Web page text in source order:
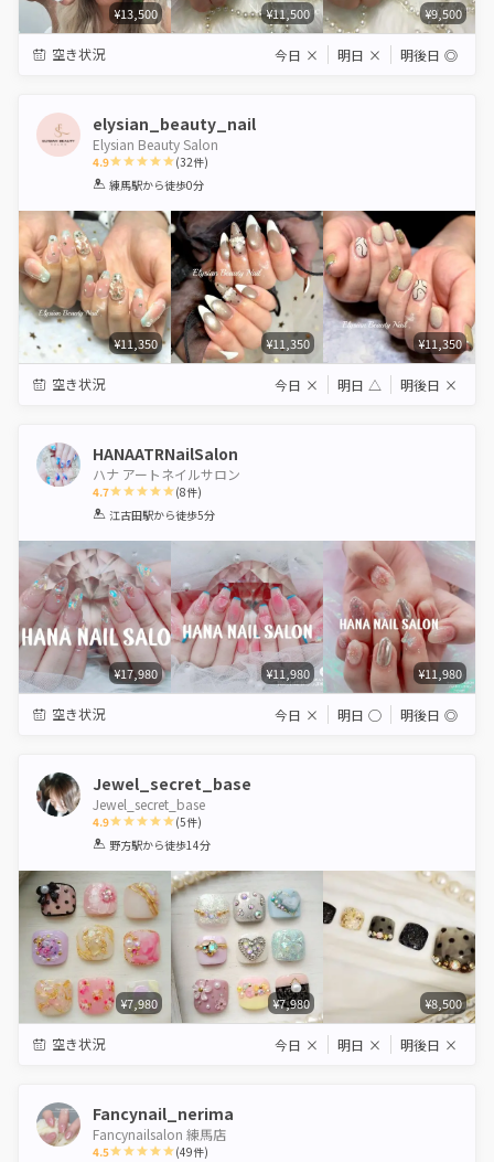
¥13,500 ¥11,500 ¥9,500
空き状況 今日 × 明日 × 明後日 ◎
elysian_beauty_nail
Elysian Beauty Salon
4.9
1 2 3 4 5
(32件)
練馬駅から徒歩0分
¥11,350 ¥11,350 ¥11,350
空き状況 今日 × 明日 △ 明後日 ×
HANAATRNailSalon
ハナ アートネイルサロン
4.7
1 2 3 4 5
(8件)
江古田駅から徒歩5分
¥17,980 ¥11,980 ¥11,980
空き状況 今日 × 明日 ◯ 明後日 ◎
Jewel_secret_base
Jewel_secret_base
4.9
1 2 3 4 5
(5件)
野方駅から徒歩14分
¥7,980 ¥7,980 ¥8,500
空き状況 今日 × 明日 × 明後日 ×
Fancynail_nerima
Fancynailsalon 練馬店
4.5 (49件)